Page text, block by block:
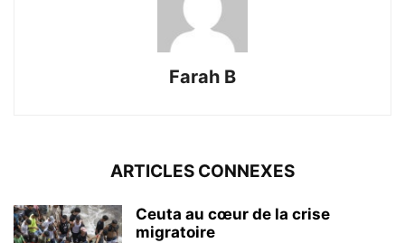
Farah B
ARTICLES CONNEXES
Ceuta au cœur de la crise
migratoire